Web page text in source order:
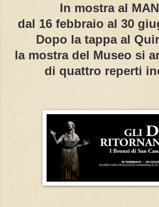
In mostra al
dal 16 febbraio al 30
Dopo la tappa al
la mostra del Museo si
di quattro reperti